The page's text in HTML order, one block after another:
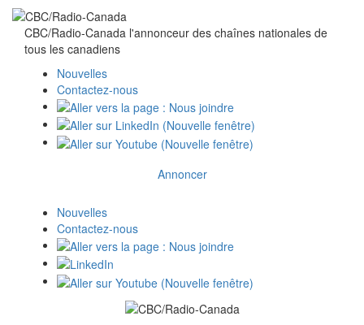
CBC/Radio-Canada l'annonceur des chaînes nationales de
tous les canadiens
Nouvelles
Contactez-nous
Annoncer
Nouvelles
Contactez-nous